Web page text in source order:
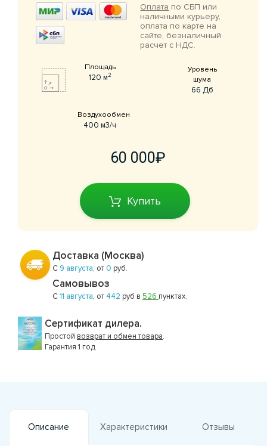
Оплата по СБП или
наличными курьеру,
оплата по карте на
сайте, безналичный
расчет с НДС.
Площадь
120 м2
Уровень
шума
66 Дб
Воздухообмен
400 м3/ч
60 000
Купить
Доставка (Москва)
С 9 августа, от 0 руб.
Самовывоз
С11 августа, от 442 руб в 526 пунктах.
Сертификат дилера.
Простой возврат и обмен товара.
Гарантия 1 год
Описание Характеристики Отзывы